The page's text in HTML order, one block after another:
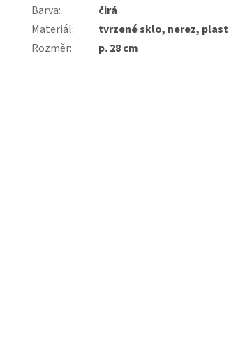
Barva:
čirá
Materiál:
tvrzené sklo, nerez, plast
Rozměr: p. 28 cm